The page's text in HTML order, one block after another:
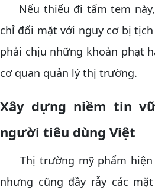
Nếu thiếu đi tấm tem này,
chỉ đối mặt với nguy cơ bị
phải chịu những khoản phạt
cơ quan quản lý thị trường.
Xây dựng niềm tin
người tiêu dùng Việt
Thị trường mỹ phẩm hiện
nhưng cũng đầy rẫy các